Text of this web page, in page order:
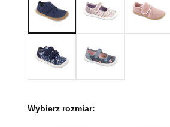
Wybierz rozmiar: